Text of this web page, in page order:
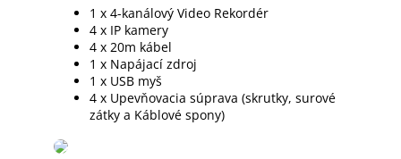
1 x 4-kanálový Video Rekordér
4 x IP kamery
4 x 20m kábel
1 x Napájací zdroj
1 x USB myš
4 x Upevňovacia súprava (skrutky, surové
zátky a Káblové spony)